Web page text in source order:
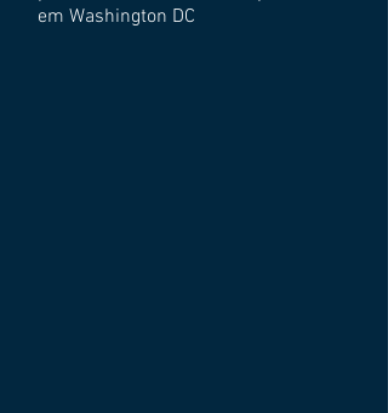
em Washington DC